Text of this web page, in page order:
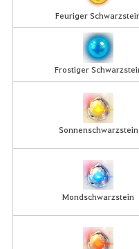
Feuriger
Frostiger
Sonnenschwarzstein
Mondschwarzstein